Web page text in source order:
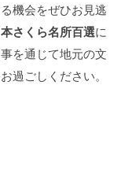
機会をぜひお見逃
さくら名所百選に
を通じて地元の文
過ごしください。